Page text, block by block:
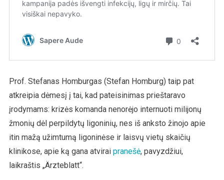
Prof. Stefanas Homburgas (Stefan Homburg) taip pat
atkreipia dėmesį į tai, kad pateisinimas prieštaravo
įrodymams: krizės komanda nenorėjo internuoti milijonų
žmonių dėl perpildytų ligoninių, nes iš anksto žinojo apie
itin mažą užimtumą ligoninėse ir laisvų vietų skaičių
klinikose, apie ką gana atvirai pranešė, pavyzdžiui,
laikraštis „Ärzteblatt“.